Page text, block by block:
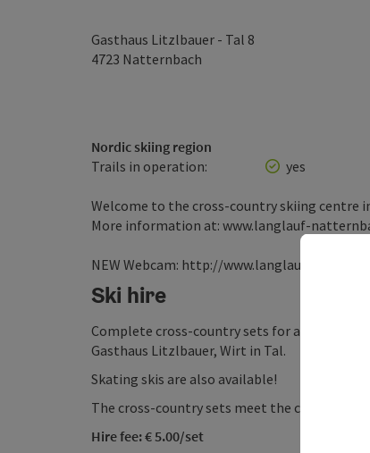
Gasthaus Litzlbauer - Tal 8
4723 Natternbach
Nordic skiing region
Trails in operation:
yes
Welcome to the cross-country skiing centre
More information at: www.langlauf-
NEW Webcam: http://www.langlauf-
Ski hire
Complete cross-country sets for adults and
Gasthaus Litzlbauer, Wirt in Tal.
Skating skis are also available!
The cross-country sets meet the current
Hire fee: € 5.00/set